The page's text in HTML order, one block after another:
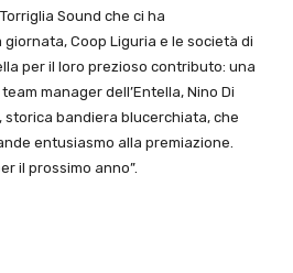
Sound che ci ha
Coop Liguria e le società di
per il loro prezioso contributo: una
manager dell’Entella, Nino Di
storica bandiera blucerchiata, che
entusiasmo alla premiazione.
il prossimo anno”.